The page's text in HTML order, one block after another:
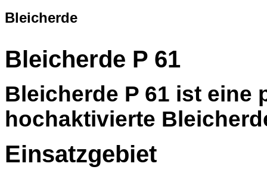
Bleicherde
Bleicherde P 61
Bleicherde P 61 ist eine
hochaktivierte
Einsatzgebiet